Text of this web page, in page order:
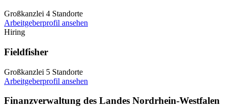
Großkanzlei 4 Standorte
Arbeitgeberprofil ansehen
Hiring
Fieldfisher
Großkanzlei 5 Standorte
Arbeitgeberprofil ansehen
Finanzverwaltung des Landes Nordrhein-Westfalen